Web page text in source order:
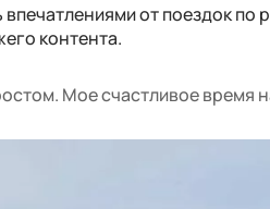
от поездок по
контента.
Мое счастливое время